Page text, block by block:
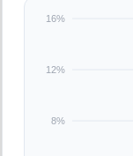
8%
12%
16%